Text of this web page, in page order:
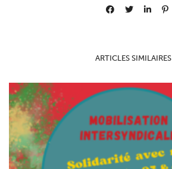
ARTICLES SIMILAIRES